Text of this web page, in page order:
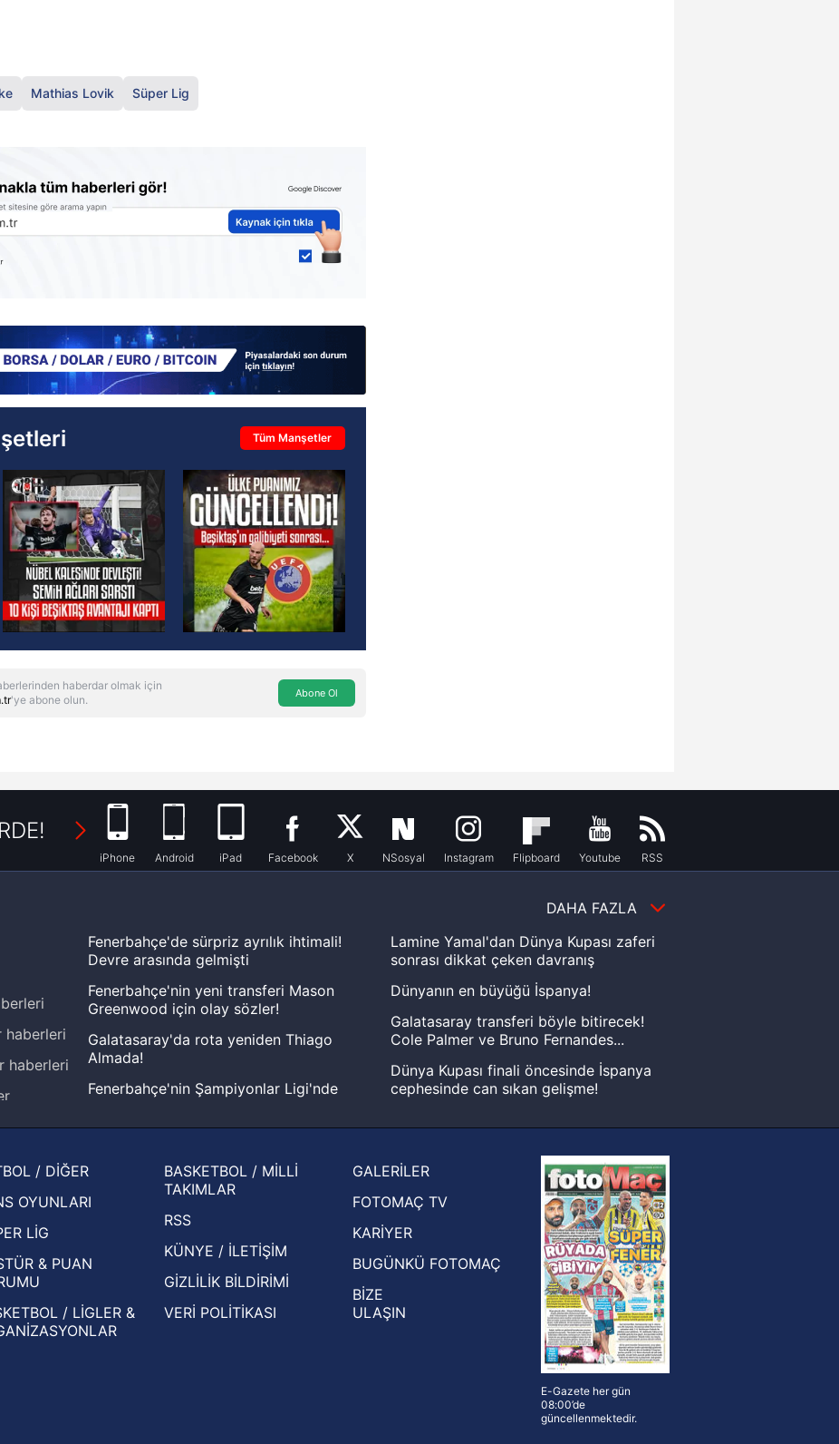
Mathias Lovik Süper Lig
Tüm Manşetler
haberdar olmak için
'ye abone olun. Abone Ol
iPhone Android iPad Facebook X NSosyal Instagram Flipboard Youtube RSS
DAHA FAZLA
haberleri
haberleri
Fenerbahçe'de sürpriz ayrılık ihtimali!
Devre arasında gelmişti
Fenerbahçe'nin yeni transferi Mason
Greenwood için olay sözler!
Galatasaray'da rota yeniden Thiago
Almada!
Fenerbahçe'nin Şampiyonlar Ligi'nde
Zabrze'yi elerlerse...
basından gündem olan manşetler!
Beşiktaş'ın UEFA Avrupa Ligi'nde 3. Ön
Eleme Turu muhtemel rakipleri belli oldu!
Lamine Yamal'dan Dünya Kupası zaferi
sonrası dikkat çeken davranış
Dünyanın en büyüğü İspanya!
Galatasaray transferi böyle bitirecek!
Cole Palmer ve Bruno Fernandes...
Dünya Kupası finali öncesinde İspanya
cephesinde can sıkan gelişme!
Hernan Crespo, Meksika Ligi
ekiplerinden Atlas'ın yeni teknik direktörü
oldu
/ DİĞER
OYUNLARI
LİG
& PUAN
/ LİGLER &
BASKETBOL / MİLLİ
TAKIMLAR
RSS
KÜNYE / İLETİŞİM
GİZLİLİK BİLDİRİMİ
VERİ POLİTİKASI
GALERİLER
FOTOMAÇ TV
KARİYER
BUGÜNKÜ FOTOMAÇ
BİZE
ULAŞIN
E-Gazete her gün
08:00’de
güncellenmektedir.